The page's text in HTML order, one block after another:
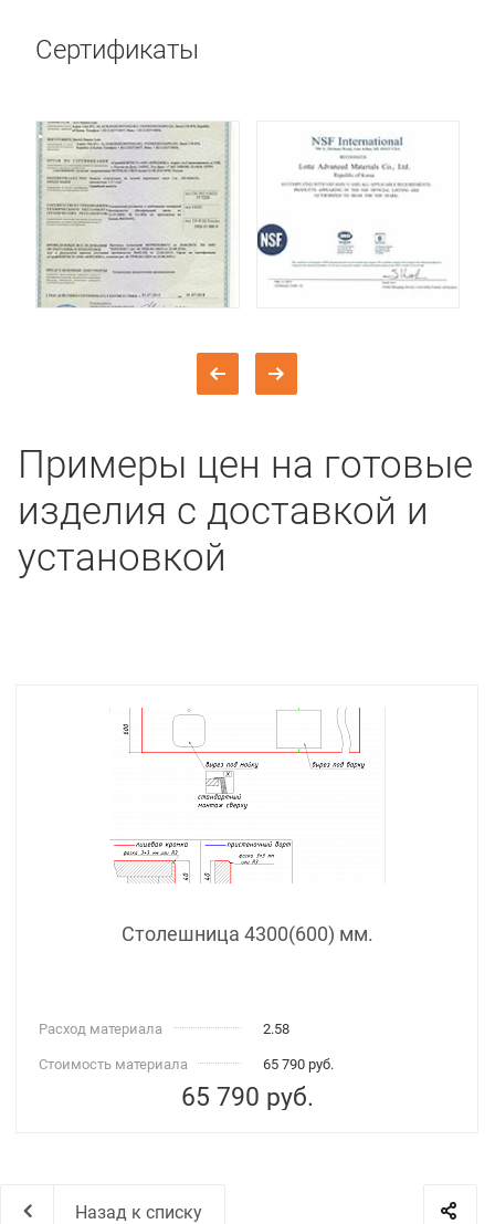
Сертификаты
Примеры цен на готовые
изделия с доставкой и
установкой
Столешница 4300(600) мм.
Расход материала 2.58
Стоимость материала 65 790 руб.
65 790 руб.
Назад к списку